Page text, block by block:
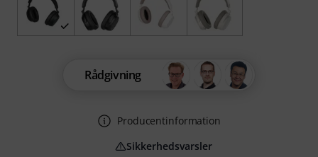
Rådgivning
Producentinformation
Sikkerhedsvarsler